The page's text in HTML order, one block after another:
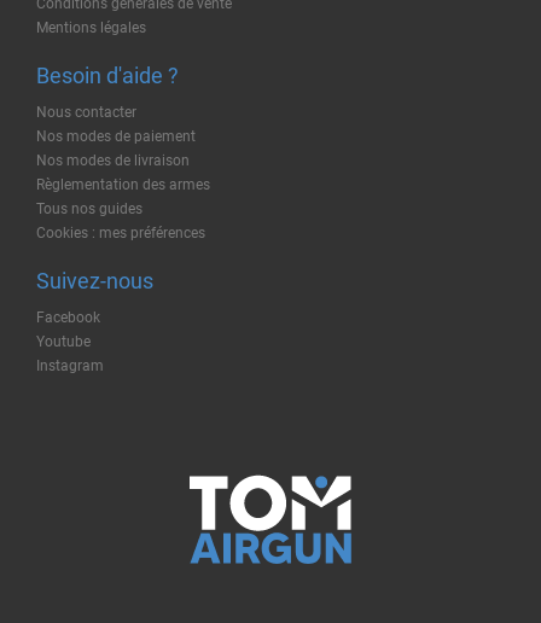
Conditions générales de vente
Mentions légales
Besoin d'aide ?
Nous contacter
Nos modes de paiement
Nos modes de livraison
Règlementation des armes
Tous nos guides
Cookies : mes préférences
Suivez-nous
Facebook
Youtube
Instagram